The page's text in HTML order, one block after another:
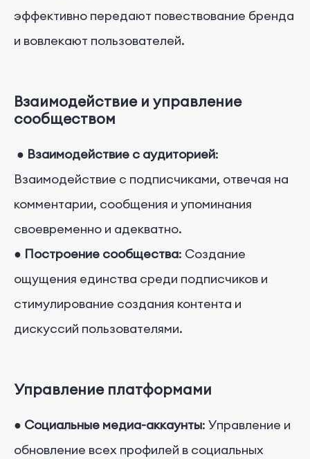
эффективно передают повествование бренда
и вовлекают пользователей.
Взаимодействие и управление
сообществом
● Взаимодействие с аудиторией:
Взаимодействие с подписчиками, отвечая на
комментарии, сообщения и упоминания
своевременно и адекватно.
● Построение сообщества: Создание
ощущения единства среди подписчиков и
стимулирование создания контента и
дискуссий пользователями.
Управление платформами
● Социальные медиа-аккаунты: Управление и
обновление всех профилей в социальных